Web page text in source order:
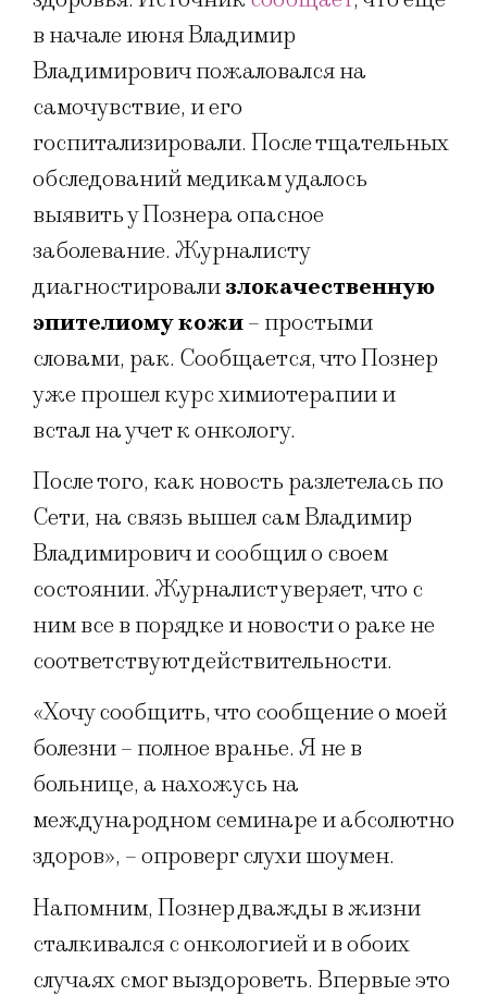
в начале июня Владимир
Владимирович пожаловался на
самочувствие, и его
госпитализировали. После тщательных
обследований медикам удалось
выявить у Познера опасное
заболевание. Журналисту
диагностировализлокачественную
эпителиому кожи– простыми
словами, рак. Сообщается, что Познер
уже прошел курс химиотерапии и
встал на учет к онкологу.
После того, как новость разлетелась по
Сети, на связь вышел сам Владимир
Владимирович и сообщил о своем
состоянии. Журналист уверяет, что с
ним все в порядке и новости о раке не
соответствуют действительности.
«Хочу сообщить, что сообщение о моей
болезни – полное вранье. Я не в
больнице, а нахожусь на
международном семинаре и абсолютно
здоров», – опроверг слухи шоумен.
Напомним, Познер дважды в жизни
сталкивался с онкологией и в обоих
случаях смог выздороветь. Впервые это